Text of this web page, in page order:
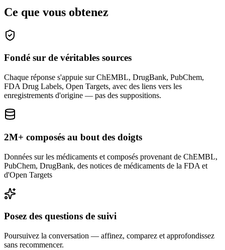
Ce que vous obtenez
Fondé sur de véritables sources
Chaque réponse s'appuie sur ChEMBL, DrugBank, PubChem,
FDA Drug Labels, Open Targets, avec des liens vers les
enregistrements d'origine — pas des suppositions.
2M+ composés au bout des doigts
Données sur les médicaments et composés provenant de ChEMBL,
PubChem, DrugBank, des notices de médicaments de la FDA et
d'Open Targets
Posez des questions de suivi
Poursuivez la conversation — affinez, comparez et approfondissez
sans recommencer.